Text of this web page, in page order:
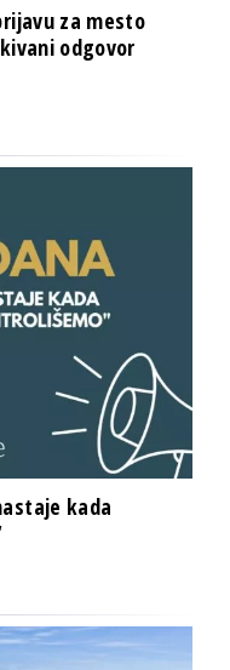
za mesto
odgovor
kada